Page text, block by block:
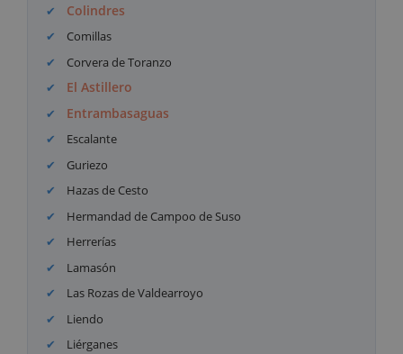
Colindres
Comillas
Corvera de Toranzo
El Astillero
Entrambasaguas
Escalante
Guriezo
Hazas de Cesto
Hermandad de Campoo de Suso
Herrerías
Lamasón
Las Rozas de Valdearroyo
Liendo
Liérganes